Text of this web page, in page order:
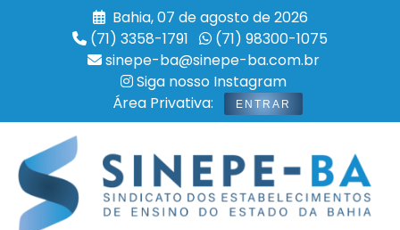
Bahia, 07 de agosto de 2026
(71) 3358-1791
(71) 98300-1075
sinepe-ba@sinepe-ba.com.br
Siga nosso Instagram
Área Privativa:
ENTRAR